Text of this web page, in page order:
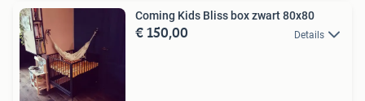
Coming Kids Bliss box zwart 80x80
€ 150,00 Details